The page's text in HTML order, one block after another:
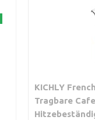
KICHLY
Tragbare